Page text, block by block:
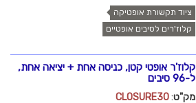
ציוד תקשורת אופטיקה
קלוז'רים לסיבים אופטיים
קלוז'ר אופטי קטן, כניסה אחת + יציאה אחת,
ל-96 סיבים
מק"ט:
CLOSURE30